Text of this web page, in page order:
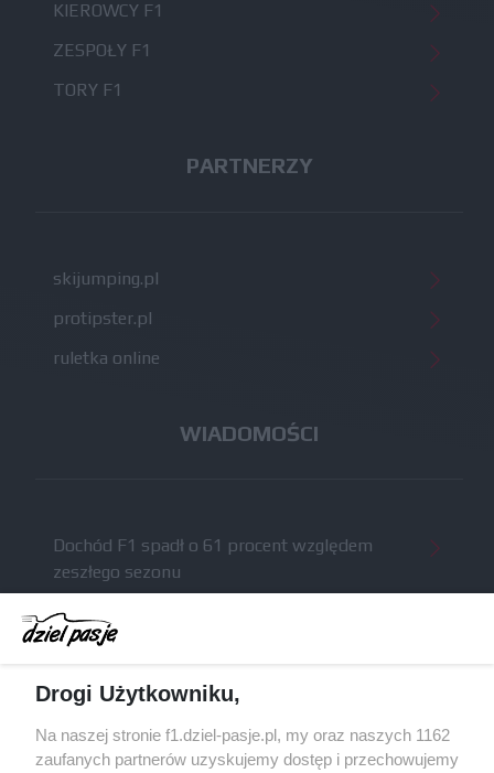
KIEROWCY F1
ZESPOŁY F1
TORY F1
PARTNERZY
skijumping.pl
protipster.pl
ruletka online
WIADOMOŚCI
Dochód F1 spadł o 61 procent względem
zeszłego sezonu
Obecne silniki muszą polegać na uczących się
algorytmach?
silnikiem dopiero w styczniu
Audi planuje wprowadzić jeszcze cztery duże
pakiety poprawek w 2026 roku
Drogi Użytkowniku,
Na naszej stronie f1.dziel-pasje.pl, my oraz naszych 1162
zaufanych partnerów uzyskujemy dostęp i przechowujemy